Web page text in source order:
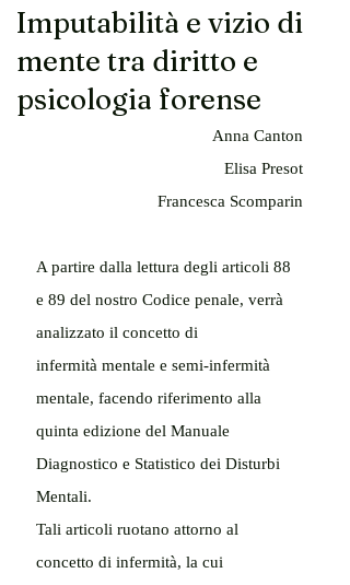
Imputabilità e vizio di
mente tra diritto e
psicologia forense
Anna Canton
Elisa Presot
Francesca Scomparin
A partire dalla lettura degli articoli 88
e 89 del nostro Codice penale, verrà
analizzato il concetto di
infermità mentale e semi-infermità
mentale, facendo riferimento alla
quinta edizione del Manuale
Diagnostico e Statistico dei Disturbi
Mentali.
Tali articoli ruotano attorno al
concetto di infermità, la cui